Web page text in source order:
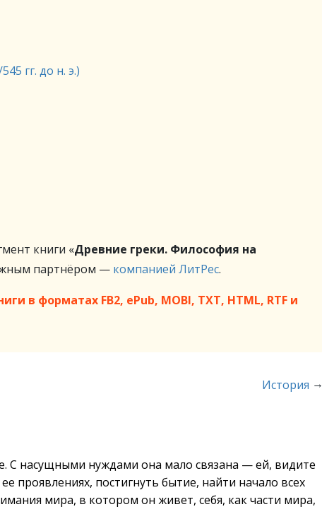
гг. до н. э.)
книги «Древние греки. Философия на
партнёром — компанией ЛитРес.
в форматах FB2, ePub, MOBI, TXT, HTML, RTF и
История →
С насущными нуждами она мало связана — ей, видите
проявлениях, постигнуть бытие, найти начало всех
мира, в котором он живет, себя, как части мира,